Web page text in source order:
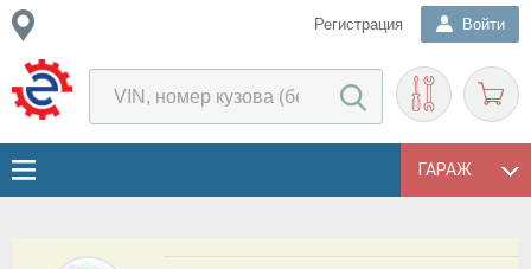
Регистрация Войти
ГАРАЖ